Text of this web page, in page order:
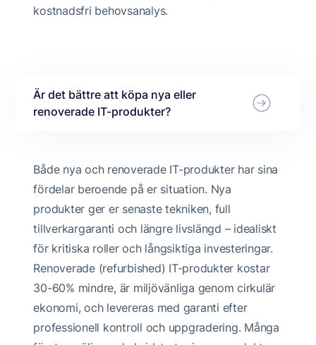
kostnadsfri behovsanalys.
Är det bättre att köpa nya eller
renoverade IT-produkter?
Både nya och renoverade IT-produkter har sina
fördelar beroende på er situation. Nya
produkter ger er senaste tekniken, full
tillverkargaranti och längre livslängd – idealiskt
för kritiska roller och långsiktiga investeringar.
Renoverade (refurbished) IT-produkter kostar
30-60% mindre, är miljövänliga genom cirkulär
ekonomi, och levereras med garanti efter
professionell kontroll och uppgradering. Många